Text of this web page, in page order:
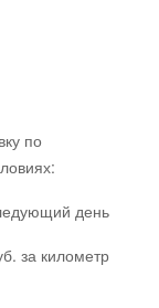
по
день
за километр